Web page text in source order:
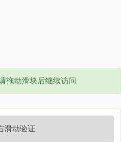
拖动滑块后继续访问
滑动验证